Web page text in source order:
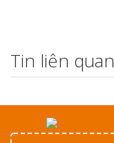
Tin liên quan